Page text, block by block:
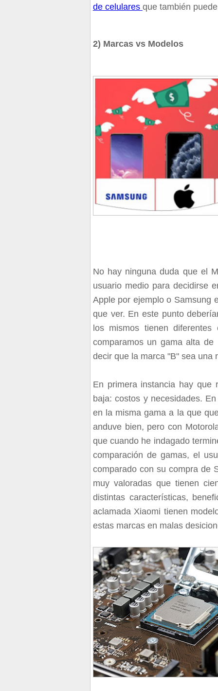
de celulares que también
2) Marcas vs Modelos
No hay ninguna duda que el
usuario medio para decidirse
Apple por ejemplo o Samsung
que ver. En este punto
los mismos tienen
comparamos un gama alta
decir que la marca "B" sea una
En primera instancia hay que
baja: costos y necesidades.
en la misma gama a la que
anduve bien, pero con
que cuando he indagado
comparación de gamas, el
comparado con su compra de
muy valoradas que tienen
distintas características,
aclamada Xiaomi tienen
estas marcas en malas